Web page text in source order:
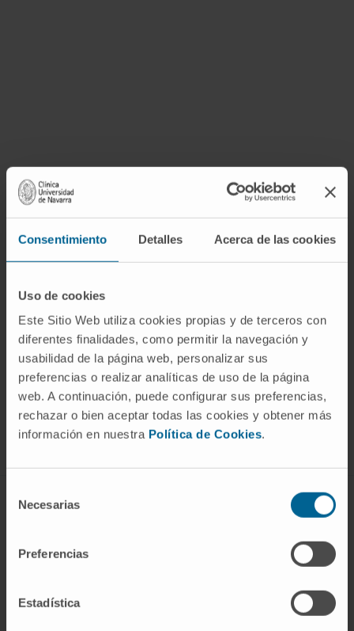
Consentimiento Detalles Acerca de las cookies
Uso de cookies
Este Sitio Web utiliza cookies propias y de terceros con
diferentes finalidades, como permitir la navegación y
usabilidad de la página web, personalizar sus
preferencias o realizar analíticas de uso de la página
web. A continuación, puede configurar sus preferencias,
rechazar o bien aceptar todas las cookies y obtener más
información en nuestra Política de Cookies.
Necesarias
Preferencias
Estadística
Darse de alta en nuestro boletín
SUSCRIBIRSE
Síguenos
TODO SOBRE EL CÁNCER
Pruebas diagnósticas
Detección precoz